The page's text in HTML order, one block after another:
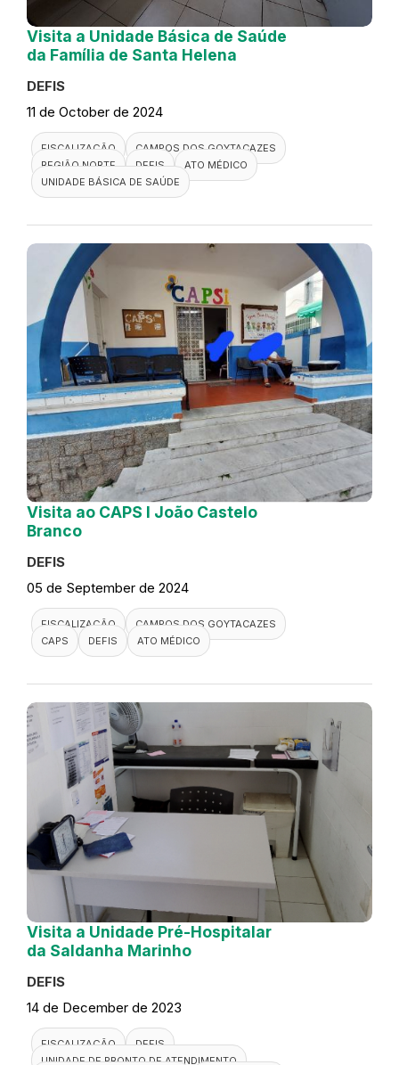
Visita a Unidade Básica de Saúde
da Família de Santa Helena
DEFIS
11 de October de 2024
FISCALIZAÇÃO
CAMPOS DOS GOYTACAZES
REGIÃO NORTE
DEFIS
ATO MÉDICO
UNIDADE BÁSICA DE SAÚDE
Visita ao CAPS I João Castelo
Branco
DEFIS
05 de September de 2024
FISCALIZAÇÃO
CAMPOS DOS GOYTACAZES
CAPS
DEFIS ATO MÉDICO
Visita a Unidade Pré-Hospitalar
da Saldanha Marinho
DEFIS
14 de December de 2023
FISCALIZAÇÃO
DEFIS
UNIDADE DE PRONTO DE ATENDIMENTO